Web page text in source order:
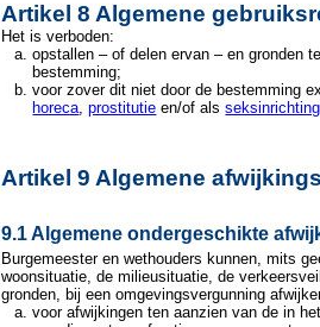
Artikel 8 Algemene
Het is verboden:
opstallen – of delen ervan – en gronden
bestemming;
voor zover dit niet door de bestemming
horeca,prostitutie en/of alsseksinrichting
Artikel 9 Algemene
9.1 Algemene ondergeschikte
Burgemeester en wethouders kunnen, mits
woonsituatie, de milieusituatie, de
gronden, bij een omgevingsvergunning
voor afwijkingen ten aanzien van de in